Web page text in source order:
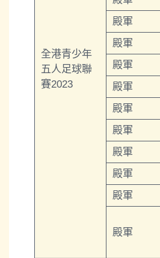
全港青少年
五人足球聯
賽2023
殿軍
殿軍
殿軍
殿軍
殿軍
殿軍
殿軍
殿軍
殿軍
殿軍